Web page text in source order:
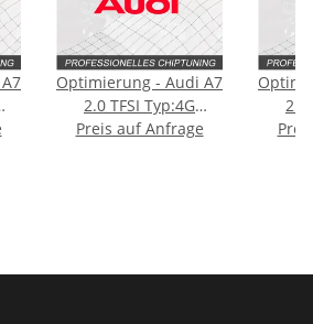
Optimierung - Audi A7
2.0 TFSI Typ:4G
[Facelift] 249PS
Preis auf Anfrage
2.0